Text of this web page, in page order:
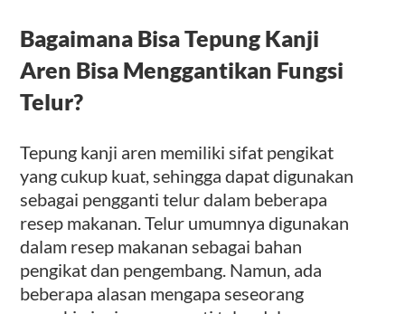
Bagaimana Bisa Tepung Kanji
Aren Bisa Menggantikan Fungsi
Telur?
Tepung kanji aren memiliki sifat pengikat
yang cukup kuat, sehingga dapat digunakan
sebagai pengganti telur dalam beberapa
resep makanan. Telur umumnya digunakan
dalam resep makanan sebagai bahan
pengikat dan pengembang. Namun, ada
beberapa alasan mengapa seseorang